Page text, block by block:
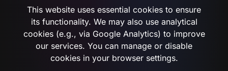
This website uses essential cookies to ensure
its functionality. We may also use analytical
cookies (e.g., via Google Analytics) to improve
our services. You can manage or disable
cookies in your browser settings.